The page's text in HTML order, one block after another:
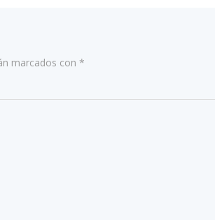
marcados con *